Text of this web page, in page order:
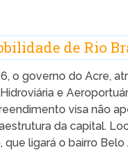
de Rio
o governo do Acre,
e
visa não
da capital.
que ligará o bairro